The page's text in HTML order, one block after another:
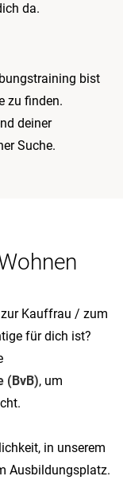
da.
bist
zu finden.
deiner
Suche.
Kauffrau / zum
für dich ist?
(BvB), um
in unserem
Ausbildungsplatz.